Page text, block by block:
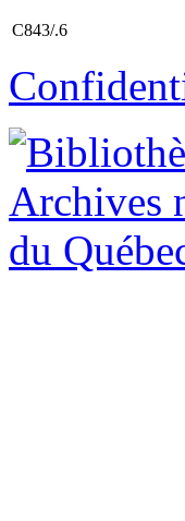
C843/.6